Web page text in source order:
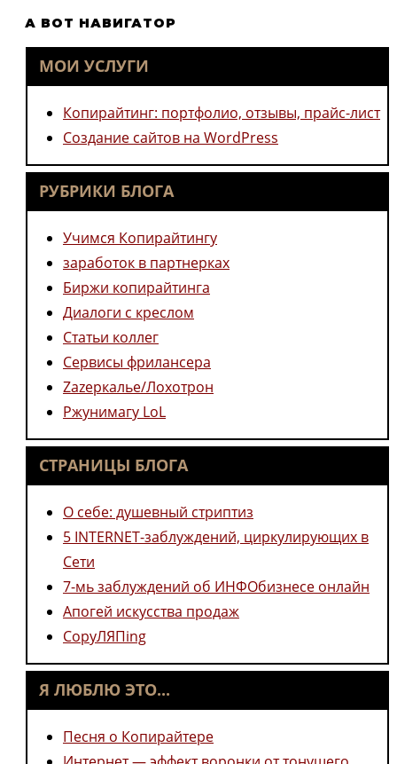
закрыть
поиска.
А ВОТ НАВИГАТОР
МОИ УСЛУГИ
Копирайтинг: портфолио, отзывы, прайс-лист
Создание сайтов на WordPress
РУБРИКИ БЛОГА
Учимся Копирайтингу
заработок в партнерках
Биржи копирайтинга
Диалоги с креслом
Статьи коллег
Сервисы фрилансера
Zazеркалье/Лохотрон
Ржунимагу LoL
СТРАНИЦЫ БЛОГА
О себе: душевный стриптиз
5 INTERNET-заблуждений, циркулирующих в
Сети
7-мь заблуждений об ИНФОбизнесе онлайн
Апогей искусства продаж
CopyЛЯПing
Я ЛЮБЛЮ ЭТО...
Песня о Копирайтере